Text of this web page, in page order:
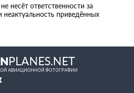
несёт ответственности за
приведённых
PLANES.NET
АВИАЦИОННОЙ ФОТОГРАФИИ